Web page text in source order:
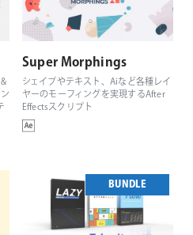
Super Morphings
シェイプやテキスト、Aiなど各種レイ
ヤーのモーフィングを実現するAfter
Effectsスクリプト
BUNDLE